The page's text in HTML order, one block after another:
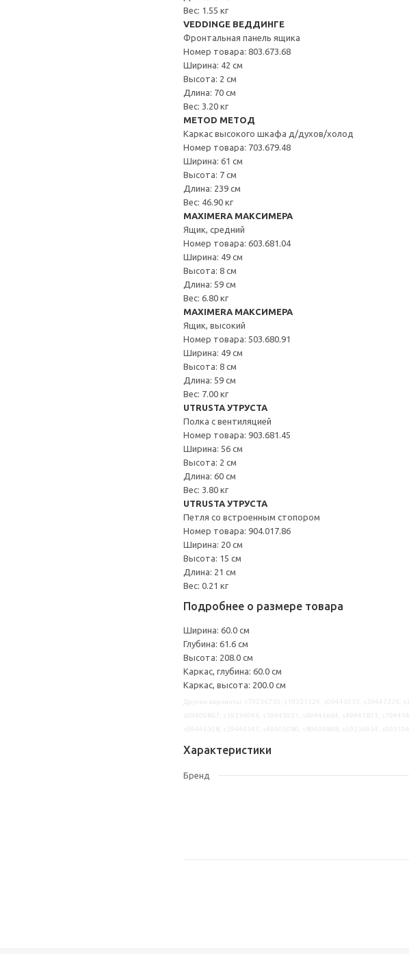
Вес: 1.55 кг
VEDDINGE ВЕДДИНГЕ
Фронтальная панель ящика
Номер товара: 803.673.68
Ширина: 42 см
Высота: 2 см
Длина: 70 см
Вес: 3.20 кг
METOD МЕТОД
Каркас высокого шкафа д/духов/холод
Номер товара: 703.679.48
Ширина: 61 см
Высота: 7 см
Длина: 239 см
Вес: 46.90 кг
MAXIMERA МАКСИМЕРА
Ящик, средний
Номер товара: 603.681.04
Ширина: 49 см
Высота: 8 см
Длина: 59 см
Вес: 6.80 кг
MAXIMERA МАКСИМЕРА
Ящик, высокий
Номер товара: 503.680.91
Ширина: 49 см
Высота: 8 см
Длина: 59 см
Вес: 7.00 кг
UTRUSTA УТРУСТА
Полка с вентиляцией
Номер товара: 903.681.45
Ширина: 56 см
Высота: 2 см
Длина: 60 см
Вес: 3.80 кг
UTRUSTA УТРУСТА
Петля со встроенным стопором
Номер товара: 904.017.86
Ширина: 20 см
Высота: 15 см
Длина: 21 см
Вес: 0.21 кг
Подробнее о размере товара
Ширина: 60.0 см
Глубина: 61.6 см
Высота: 208.0 см
Каркас, глубина: 60.0 см
Каркас, высота: 200.0 см
Характеристики
Бренд